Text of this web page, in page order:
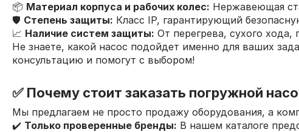
📦 Материал корпуса и рабочих колес: Нержавеющая
🛡️ Степень защиты: Класс IP, гарантирующий
📈 Наличие систем защиты: От перегрева, сухого хода,
Не знаете, какой насос подойдет именно для ваших
консультацию и помогут с выбором!
✅ Почему стоит заказать погружной
Мы предлагаем не просто продажу оборудования, а
✔️ Только проверенные бренды: В нашем каталоге